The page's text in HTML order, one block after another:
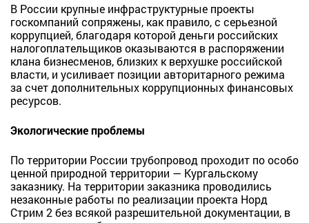
В России крупные инфраструктурные проекты
госкомпаний сопряжены, как правило,с серьезной
коррупцией, благодаря которой деньги российских
налогоплательщиков оказываются в распоряжении
клана бизнесменов, близких к верхушке российской
власти, и усиливает позиции авторитарного режима
за счет дополнительных коррупционных финансовых
ресурсов.
Экологические проблемы
По территории России трубопровод проходит по особо
ценной природной территории — Кургальскому
заказнику. На территории заказника проводились
незаконные работы по реализации проекта Норд
Стрим 2 без всякой разрешительной документации, в